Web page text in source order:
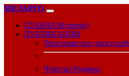
МЕДАРГО
ГЛАВНАЯ(current)
ПУБЛИКАЦИИ
Пространство дискуссий
Чувство Родины